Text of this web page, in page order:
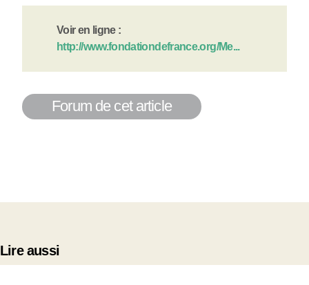
Voir en ligne :
http://www.fondationdefrance.org/Me...
Forum de cet article
Lire aussi